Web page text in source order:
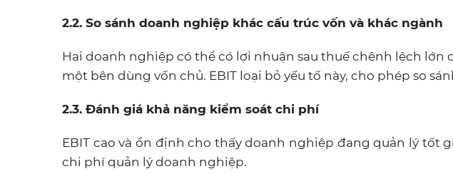
2.2. So sánh doanh nghiệp khác cấu trúc vốn và khác ngành
Hai doanh nghiệp có thể có lợi nhuận sau thuế chênh lệch lớn
một bên dùng vốn chủ. EBIT loại bỏ yếu tố này, cho phép so
2.3. Đánh giá khả năng kiểm soát chi phí
EBIT cao và ổn định cho thấy doanh nghiệp đang quản lý tốt
chi phí quản lý doanh nghiệp.